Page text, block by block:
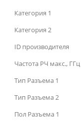
Категория 1
Категория 2
ID производителя
Частота РЧ макс., ГГц
Тип Разъема 1
Тип Разъема 2
Пол Разъема 1